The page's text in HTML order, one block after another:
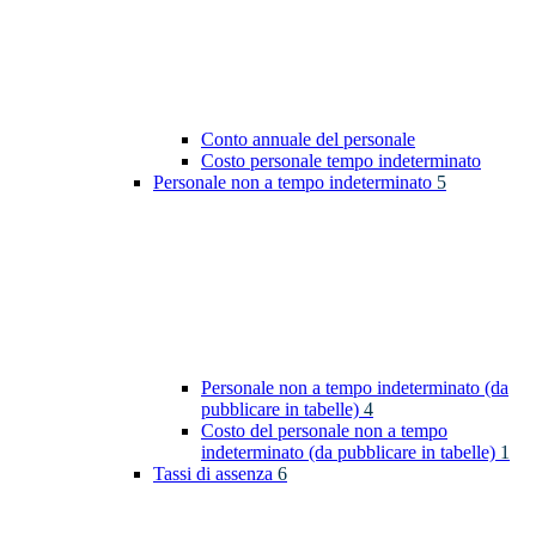
Conto annuale del personale
Costo personale tempo indeterminato
Personale non a tempo indeterminato 5
Personale non a tempo indeterminato (da
pubblicare in tabelle) 4
Costo del personale non a tempo
indeterminato (da pubblicare in tabelle) 1
Tassi di assenza 6